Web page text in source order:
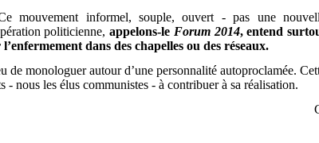
mouvement informel, souple, ouvert - pas une
politicienne, appelons-le Forum 2014, entend
dans des chapelles ou des réseaux.
de monologuer autour d’une personnalité autoproclamée.
- nous les élus communistes - à contribuer à sa réalisation.